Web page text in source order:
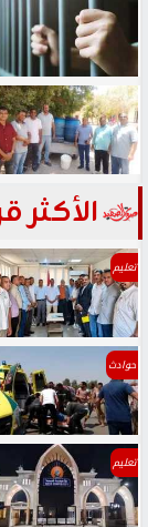
الأكثر
تعليم
حوادث
تعليم